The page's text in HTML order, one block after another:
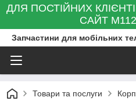
ДЛЯ ПОСТІЙНИХ
САЙТ
Запчастини для мобільних
Товари та послуги